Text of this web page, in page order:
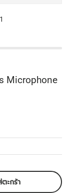
Microphone
ะกร้า